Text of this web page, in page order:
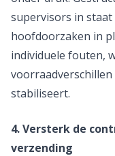
supervisors in
hoofdoorzaken in
individuele fouten,
stabiliseert.
4. Versterk de
verzending